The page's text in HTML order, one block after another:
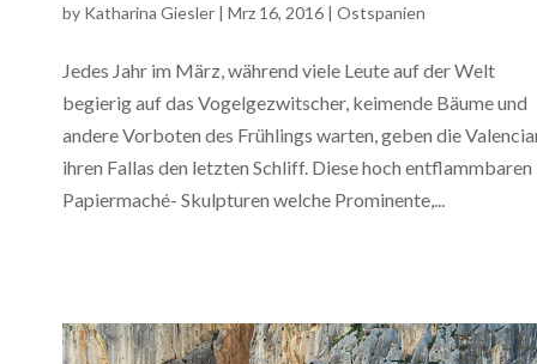
by Katharina Giesler | Mrz 16, 2016 | Ostspanien
Jedes Jahr im März, während viele Leute auf der Welt
begierig auf das Vogelgezwitscher, keimende Bäume und
andere Vorboten des Frühlings warten, geben die
ihren Fallas den letzten Schliff. Diese hoch entflammbaren
Papiermaché- Skulpturen welche Prominente,...